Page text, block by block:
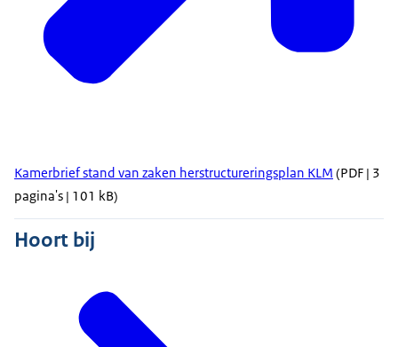
Kamerbrief stand van zaken herstructureringsplan KLM (PDF | 3
pagina's | 101 kB)
Hoort bij